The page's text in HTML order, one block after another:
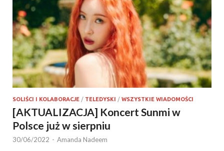
SOLIŚCI I KOLABORACJE / TELEDYSKI / WSZYSTKIE WIADOMOŚCI
[AKTUALIZACJA] Koncert Sunmi w
Polsce już w sierpniu
30/06/2022 - Amanda Nadeem